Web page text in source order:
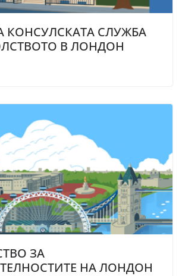
КОНСУЛСКАТА СЛУЖБА
В ЛОНДОН
ЗА
НА ЛОНДОН